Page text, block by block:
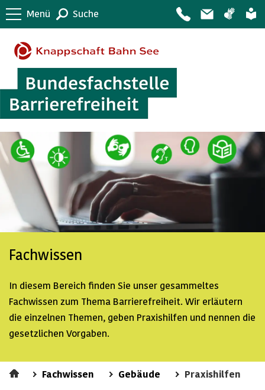
Menü Suche
Fachwissen
In diesem Bereich finden Sie unser gesammeltes
Fachwissen zum Thema Barrierefreiheit. Wir erläutern
die einzelnen Themen, geben Praxishilfen und nennen die
gesetzlichen Vorgaben.
Fachwissen Gebäude Praxishilfen